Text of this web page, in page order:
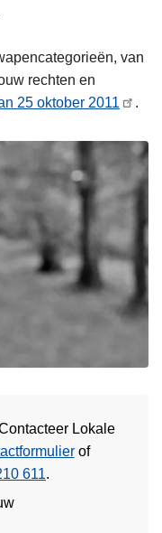
van
rechten en
25 oktober 2011 .
Lokale
of
611.